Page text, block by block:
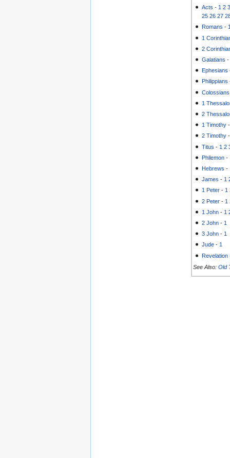
Acts - 1 2
25 26 27
Romans -
1
2
Galatians
Ephesians
Philippians
Colossians
1
2
1 Timothy
2 Timothy
Titus - 1 2
Philemon -
Hebrews -
James - 1
1 Peter - 1
2 Peter - 1
1 John - 1
2 John - 1
3 John - 1
Jude - 1
Revelation
See Also: Old